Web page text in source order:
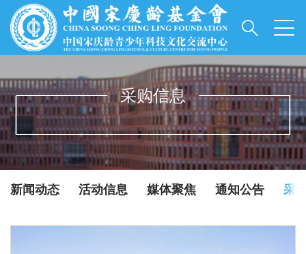
采购信息
INFORMATIONS
新闻动态 活动信息 媒体聚焦 通知公告 采